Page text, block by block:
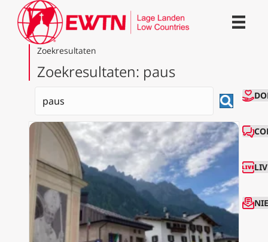
Zoekresultaten
Zoekresultaten: paus